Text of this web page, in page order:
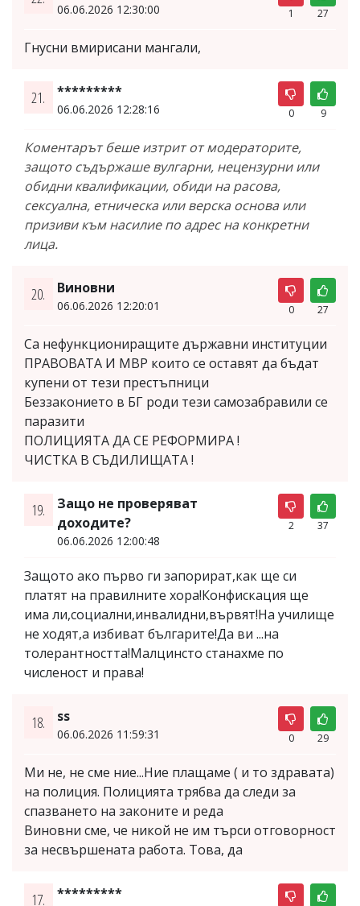
06.06.2026 12:30:00 1 27
Гнусни вмирисани мангали,
21. *********
06.06.2026 12:28:16 0 9
Коментарът беше изтрит от модераторите,
защото съдържаше вулгарни, нецензурни или
обидни квалификации, обиди на расова,
сексуална, етническа или верска основа или
призиви към насилие по адрес на конкретни
лица.
20. Виновни
06.06.2026 12:20:01 0 27
Са нефункциониращите държавни институции
ПРАВОВАТА И МВР които се оставят да бъдат
купени от тези престъпници
Беззаконието в БГ роди тези самозабравили се
паразити
ПОЛИЦИЯТА ДА СЕ РЕФОРМИРА !
ЧИСТКА В СЪДИЛИЩАТА !
19.
Защо не проверяват
доходите?
06.06.2026 12:00:48
2 37
Защото ако първо ги запорират,как ще си
платят на правилните хора!Конфискация ще
има ли,социални,инвалидни,вървят!На училище
не ходят,а избиват българите!Да ви ...на
толерантността!Малцинсто станахме по
численост и права!
18. ss
06.06.2026 11:59:31 0 29
Ми не, не сме ние...Ние плащаме ( и то здравата)
на полиция. Полицията трябва да следи за
спазването на законите и реда
Виновни сме, че никой не им търси отговорност
за несвършената работа. Това, да
17. *********